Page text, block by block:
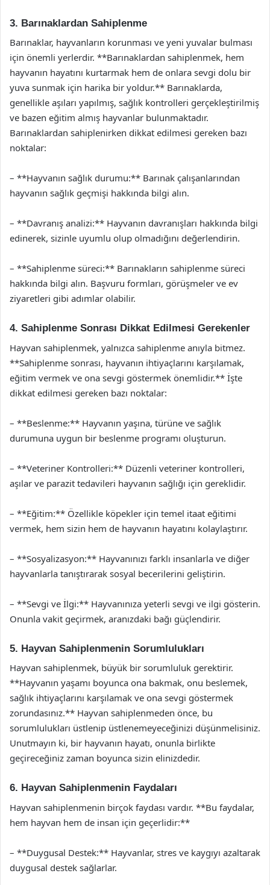
3. Barınaklardan Sahiplenme
Barınaklar, hayvanların korunması ve yeni yuvalar bulması
için önemli yerlerdir. **Barınaklardan sahiplenmek, hem
hayvanın hayatını kurtarmak hem de onlara sevgi dolu bir
yuva sunmak için harika bir yoldur.** Barınaklarda,
genellikle aşıları yapılmış, sağlık kontrolleri gerçekleştirilmiş
ve bazen eğitim almış hayvanlar bulunmaktadır.
Barınaklardan sahiplenirken dikkat edilmesi gereken bazı
noktalar:
– **Hayvanın sağlık durumu:** Barınak çalışanlarından
hayvanın sağlık geçmişi hakkında bilgi alın.
– **Davranış analizi:** Hayvanın davranışları hakkında bilgi
edinerek, sizinle uyumlu olup olmadığını değerlendirin.
– **Sahiplenme süreci:** Barınakların sahiplenme süreci
hakkında bilgi alın. Başvuru formları, görüşmeler ve ev
ziyaretleri gibi adımlar olabilir.
4. Sahiplenme Sonrası Dikkat Edilmesi Gerekenler
Hayvan sahiplenmek, yalnızca sahiplenme anıyla bitmez.
**Sahiplenme sonrası, hayvanın ihtiyaçlarını karşılamak,
eğitim vermek ve ona sevgi göstermek önemlidir.** İşte
dikkat edilmesi gereken bazı noktalar:
– **Beslenme:** Hayvanın yaşına, türüne ve sağlık
durumuna uygun bir beslenme programı oluşturun.
– **Veteriner Kontrolleri:** Düzenli veteriner kontrolleri,
aşılar ve parazit tedavileri hayvanın sağlığı için gereklidir.
– **Eğitim:** Özellikle köpekler için temel itaat eğitimi
vermek, hem sizin hem de hayvanın hayatını kolaylaştırır.
– **Sosyalizasyon:** Hayvanınızı farklı insanlarla ve diğer
hayvanlarla tanıştırarak sosyal becerilerini geliştirin.
– **Sevgi ve İlgi:** Hayvanınıza yeterli sevgi ve ilgi gösterin.
Onunla vakit geçirmek, aranızdaki bağı güçlendirir.
5. Hayvan Sahiplenmenin Sorumlulukları
Hayvan sahiplenmek, büyük bir sorumluluk gerektirir.
**Hayvanın yaşamı boyunca ona bakmak, onu beslemek,
sağlık ihtiyaçlarını karşılamak ve ona sevgi göstermek
zorundasınız.** Hayvan sahiplenmeden önce, bu
sorumlulukları üstlenip üstlenemeyeceğinizi düşünmelisiniz.
Unutmayın ki, bir hayvanın hayatı, onunla birlikte
geçireceğiniz zaman boyunca sizin elinizdedir.
6. Hayvan Sahiplenmenin Faydaları
Hayvan sahiplenmenin birçok faydası vardır. **Bu faydalar,
hem hayvan hem de insan için geçerlidir:**
– **Duygusal Destek:** Hayvanlar, stres ve kaygıyı azaltarak
duygusal destek sağlarlar.